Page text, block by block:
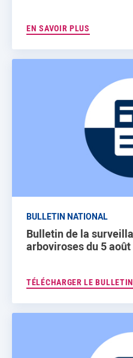
EN SAVOIR PLUS
BULLETIN NATIONAL
Bulletin de la
arboviroses du 5 août
TÉLÉCHARGER LE BULLETIN